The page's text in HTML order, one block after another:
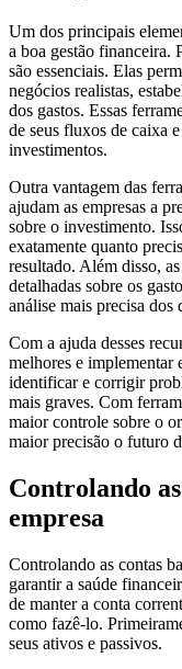
Um dos principais
a boa gestão financeira.
são essenciais. Elas
negócios realistas,
dos gastos. Essas
de seus fluxos de caixa
investimentos.
Outra vantagem das
ajudam as empresas a
sobre o investimento.
exatamente quanto
resultado. Além disso,
detalhadas sobre os
análise mais precisa dos
Com a ajuda desses
melhores e implementar
identificar e corrigir
mais graves. Com
maior controle sobre o
maior precisão o futuro
Controlando
empresa
Controlando as contas
garantir a saúde
de manter a conta
como fazê-lo.
seus ativos e passivos.